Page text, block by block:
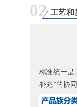
02 工艺和
标准统一是
补充”的协